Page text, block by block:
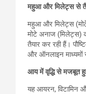
महुआ और मिलेट्स से
महुआ और मिलेट्स
मोटे अनाज (मिलेट्स)
तैयार कर रही हैं।
और ऑनलाइन माध्यमों
आय में वृद्धि से मजबूत
यह आयरन, विटामिन